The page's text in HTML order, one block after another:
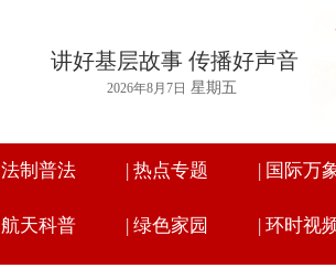
讲好基层故事 传播好声音
2026年8月7日 星期五
法制普法 | 热点专题 | 国际万
航天科普 | 绿色家园 | 环时视